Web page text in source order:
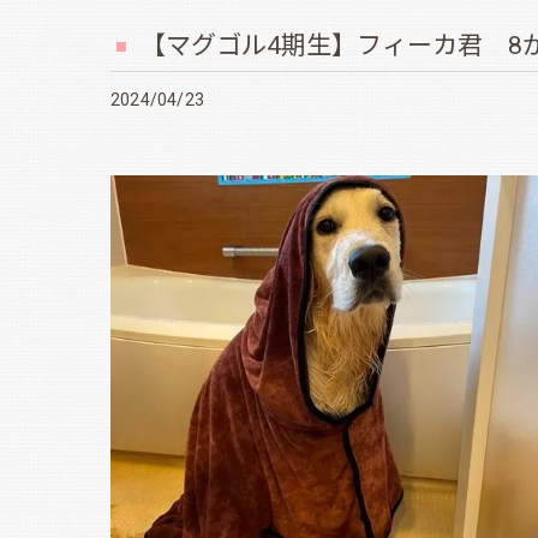
【マグゴル4期生】フィーカ君 8
2024/04/23